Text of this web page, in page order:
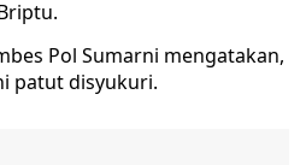
Pol Sumarni mengatakan,
patut disyukuri.